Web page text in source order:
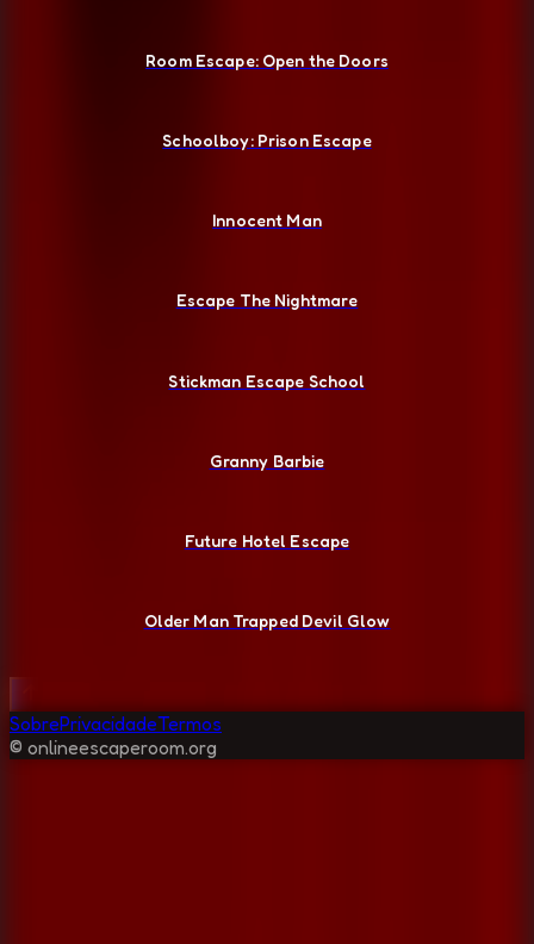
Room Escape: Open the Doors
Schoolboy: Prison Escape
Innocent Man
Escape The Nightmare
Stickman Escape School
Granny Barbie
Future Hotel Escape
Older Man Trapped Devil Glow
SobrePrivacidadeTermos
© onlineescaperoom.org